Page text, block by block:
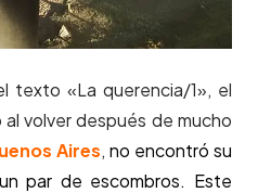
texto «La querencia/1», el
volver después de mucho
Aires, no encontró su
par de escombros. Este